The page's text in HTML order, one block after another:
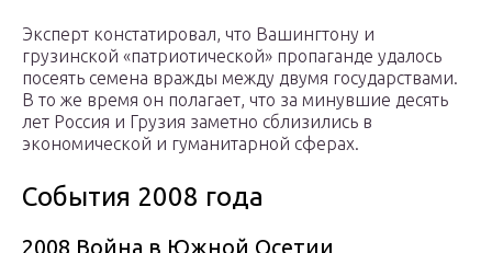
Эксперт констатировал, что Вашингтону и
грузинской «патриотической» пропаганде удалось
посеять семена вражды между двумя государствами.
В то же время он полагает, что за минувшие десять
лет Россия и Грузия заметно сблизились в
экономической и гуманитарной сферах.
События 2008 года
2008 Война в Южной Осетии